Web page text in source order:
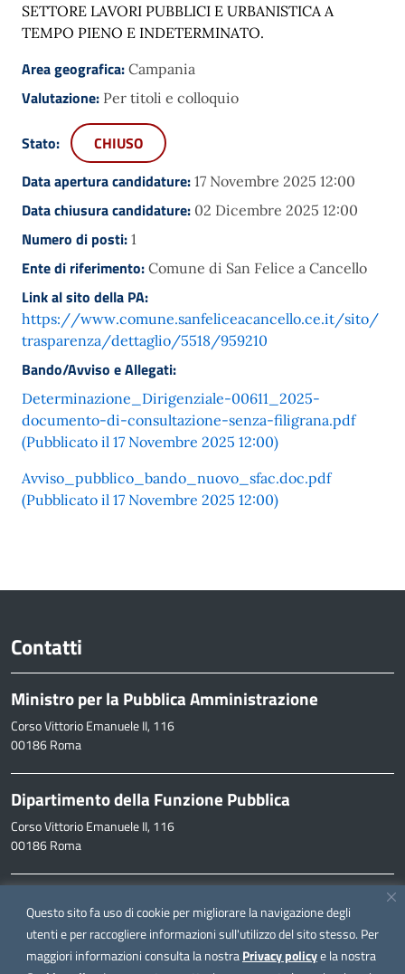
Questo sito fa uso di cookie per migliorare la navigazione degli
utenti e per raccogliere informazioni sull'utilizzo del sito stesso. Per
maggiori informazioni consulta la nostraPrivacy policye la nostra
SETTORE LAVORI PUBBLICI E URBANISTICA A
TEMPO PIENO E INDETERMINATO.
Area geografica: Campania
Valutazione: Per titoli e colloquio
Stato:
CHIUSO
Data apertura candidature: 17 Novembre 2025 12:00
Data chiusura candidature: 02 Dicembre 2025 12:00
Numero di posti: 1
Ente di riferimento: Comune di San Felice a Cancello
Link al sito della PA:
https://www.comune.sanfeliceacancello.ce.it/sito/
trasparenza/dettaglio/5518/959210
Bando/Avviso e Allegati:
Determinazione_Dirigenziale-00611_2025-
documento-di-consultazione-senza-filigrana.pdf
(Pubblicato il 17 Novembre 2025 12:00)
Avviso_pubblico_bando_nuovo_sfac.doc.pdf
(Pubblicato il 17 Novembre 2025 12:00)
Contatti
Ministro per la Pubblica Amministrazione
Corso Vittorio Emanuele II, 116
00186 Roma
Dipartimento della Funzione Pubblica
Corso Vittorio Emanuele II, 116
00186 Roma
inpa@funzionepubblica.it
FAQ